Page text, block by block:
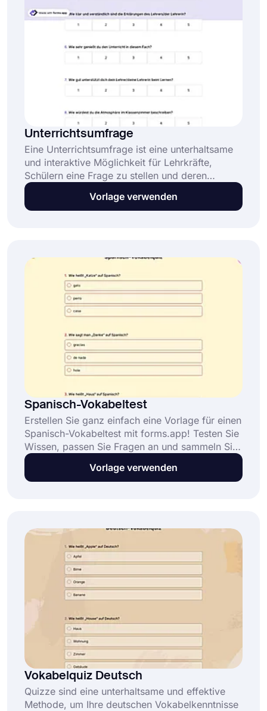
Unterrichtsumfrage
Eine Unterrichtsumfrage ist eine unterhaltsame
und interaktive Möglichkeit für Lehrkräfte,
Schülern eine Frage zu stellen und deren
Antworten sofort zu sehen. Diese kostenlose
und vollständig anpassbare Unterrichtsumfrage
Vorlage verwenden
Spanisch-Vokabeltest
Erstellen Sie ganz einfach eine Vorlage für einen
Spanisch-Vokabeltest mit forms.app! Testen Sie
Wissen, passen Sie Fragen an und sammeln Sie
Antworten kostenlos online.
Vorlage verwenden
Vokabelquiz Deutsch
Quizze sind eine unterhaltsame und effektive
Methode, um Ihre deutschen Vokabelkenntnisse